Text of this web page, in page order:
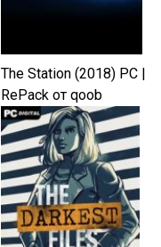
The Station (2018) PC |
RePack от qoob